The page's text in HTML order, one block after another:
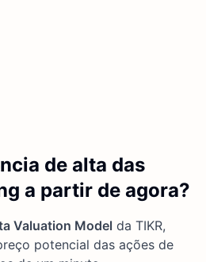
de alta das
a partir de agora?
Valuation Model da TIKR,
potencial das ações de